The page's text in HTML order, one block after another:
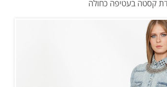
קסטה בעטיפה כחולה